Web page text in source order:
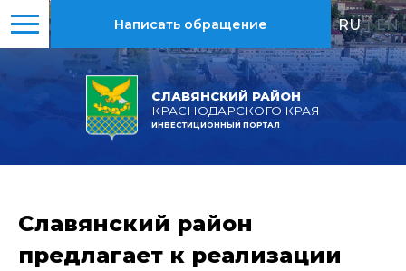
СЛАВЯНСКИЙ РАЙОН
КРАСНОДАРСКОГО КРАЯ
ИНВЕСТИЦИОННЫЙ ПОРТАЛ
Написать обращение RU | EN
Славянский район
предлагает к реализации